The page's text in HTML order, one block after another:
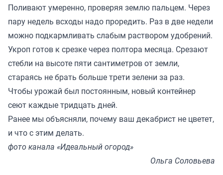
Поливают умеренно, проверяя землю пальцем. Через
пару недель всходы надо проредить. Раз в две недели
можно подкармливать слабым раствором удобрений.
Укроп готов к срезке через полтора месяца. Срезают
стебли на высоте пяти сантиметров от земли,
стараясь не брать больше трети зелени за раз.
Чтобы урожай был постоянным, новый контейнер
сеют каждые тридцать дней.
Ранее мы объясняли, почему ваш декабрист не цветет,
и что с этим делать.
фото канала «Идеальный огород»
Ольга Соловьева